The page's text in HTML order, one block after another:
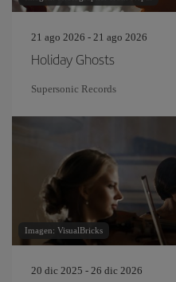
21 ago 2026 - 21 ago 2026
Holiday Ghosts
Supersonic Records
Imagen: VisualBricks
20 dic 2025 - 26 dic 2026